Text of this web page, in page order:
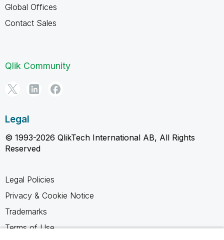
Global Offices
Contact Sales
Qlik Community
Legal
© 1993-2026 QlikTech International AB, All Rights
Reserved
Legal Policies
Privacy & Cookie Notice
Trademarks
Terms of Use